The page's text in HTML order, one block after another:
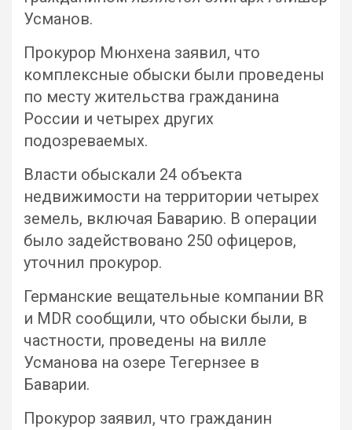
Усманов.
Прокурор Мюнхена заявил, что
комплексные обыски были проведены
по месту жительства гражданина
России и четырех других
подозреваемых.
Власти обыскали 24 объекта
недвижимости на территории четырех
земель, включая Баварию. В операции
было задействовано 250 офицеров,
уточнил прокурор.
Германские вещательные компании BR
и MDR сообщили, что обыски были, в
частности, проведены на вилле
Усманова на озере Тегернзее в
Баварии.
Прокурор заявил, что гражданин